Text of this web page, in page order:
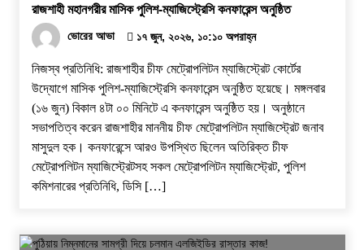
রাজশাহী মহানগরীর মাসিক পুলিশ-ম্যাজিস্ট্রেসি কনফারেন্স অনুষ্ঠিত
ভোরের আভা ১৭ জুন, ২০২৬, ১০:১০ অপরাহ্ন
নিজস্ব প্রতিনিধি: রাজশাহীর চীফ মেট্রোপলিটন ম্যাজিস্ট্রেট কোর্টের
উদ্যোগে মাসিক পুলিশ-ম্যাজিস্ট্রেসি কনফারেন্স অনুষ্ঠিত হয়েছে। মঙ্গলবার
(১৬ জুন) বিকাল ৪টা ০০ মিনিটে এ কনফারেন্স অনুষ্ঠিত হয়। অনুষ্ঠানে
সভাপতিত্ব করেন রাজশাহীর মাননীয় চীফ মেট্রোপলিটন ম্যাজিস্ট্রেট জনাব
মাসুদুল হক। কনফারেন্সে আরও উপস্থিত ছিলেন অতিরিক্ত চীফ
মেট্রোপলিটন ম্যাজিস্ট্রেটসহ সকল মেট্রোপলিটন ম্যাজিস্ট্রেট, পুলিশ
কমিশনারের প্রতিনিধি, ডিসি […]